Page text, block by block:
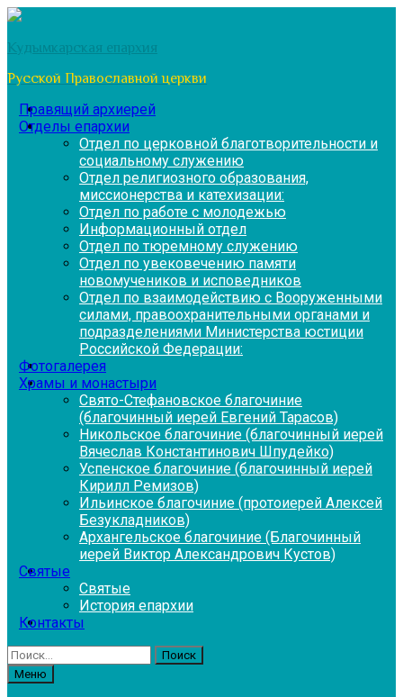
Перейти
содержимому
Кудымкарская епархия
Русской Православной церкви
Правящий архиерей
Отделы епархии
Отдел по церковной благотворительности и
социальному служению
Отдел религиозного образования,
миссионерства и катехизации:
Отдел по работе с молодежью
Информационный отдел
Отдел по тюремному служению
Отдел по увековечению памяти
новомучеников и исповедников
Отдел по взаимодействию с Вооруженными
силами, правоохранительными органами и
подразделениями Министерства юстиции
Российской Федерации:
Фотогалерея
Храмы и монастыри
Свято-Стефановское благочиние
(благочинный иерей Евгений Тарасов)
Никольское благочиние (благочинный иерей
Вячеслав Константинович Шпудейко)
Успенское благочиние (благочинный иерей
Кирилл Ремизов)
Ильинское благочиние (протоиерей Алексей
Безукладников)
Архангельское благочиние (Благочинный
иерей Виктор Александрович Кустов)
Святые
Святые
История епархии
Контакты
Найти:
Меню